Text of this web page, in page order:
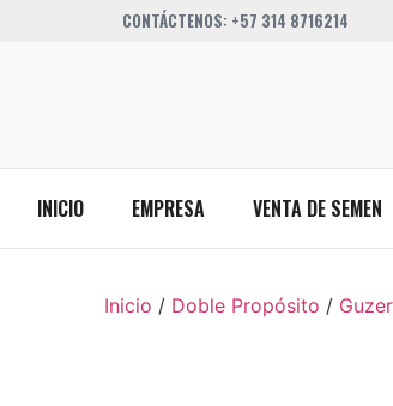
CONTÁCTENOS: +57 314 8716214
INICIO EMPRESA VENTA DE SEMEN
Inicio / Doble Propósito /